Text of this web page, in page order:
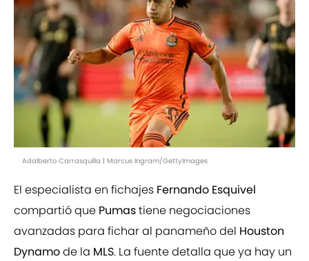
Adalberto Carrasquilla | Marcus Ingram/GettyImages
El especialista en fichajes Fernando Esquivel
compartió que Pumastiene negociaciones
avanzadas para fichar al panameño del Houston
Dynamode la MLS. La fuente detalla que ya hay un